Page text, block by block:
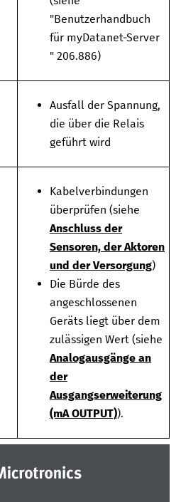
"Benutzerhandbuch
für myDatanet-Server
" 206.886)
Ausfall der Spannung,
die über die Relais
geführt wird
Kabelverbindungen
überprüfen (siehe
Anschluss der
Sensoren, der Aktoren
und der Versorgung)
Die Bürde des
angeschlossenen
Geräts liegt über dem
zulässigen Wert (siehe
Analogausgänge an
der
Ausgangserweiterung
(mA OUTPUT)).